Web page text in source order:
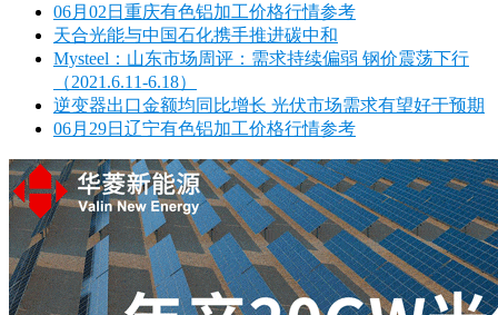
06月02日重庆有色铝加工价格行情参考
天合光能与中国石化携手推进碳中和
Mysteel：山东市场周评：需求持续偏弱 钢价震荡下行
（2021.6.11-6.18）
逆变器出口金额均同比增长 光伏市场需求有望好于预期
06月29日辽宁有色铝加工价格行情参考